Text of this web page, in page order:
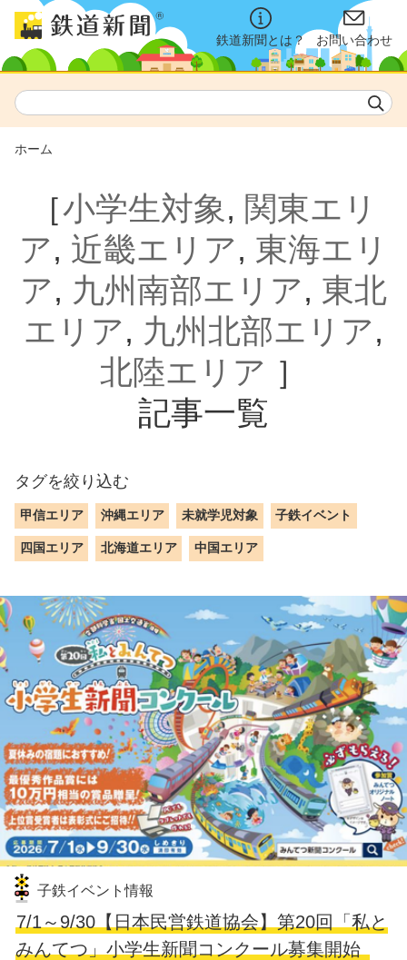
鉄道新聞とは？ お問い合わせ
ホーム
［小学生対象, 関東エリ
ア, 近畿エリア, 東海エリ
ア, 九州南部エリア, 東北
エリア, 九州北部エリア,
北陸エリア ］
記事一覧
タグを絞り込む
甲信エリア 沖縄エリア 未就学児対象 子鉄イベント
四国エリア 北海道エリア 中国エリア
子鉄イベント情報
7/1～9/30【日本民営鉄道協会】第20回「私と
みんてつ」小学生新聞コンクール募集開始